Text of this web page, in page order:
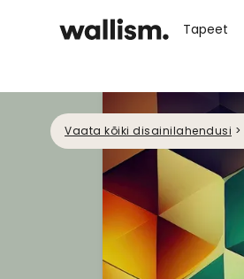
Tapeet
Vaata kõiki disainilahendusi >